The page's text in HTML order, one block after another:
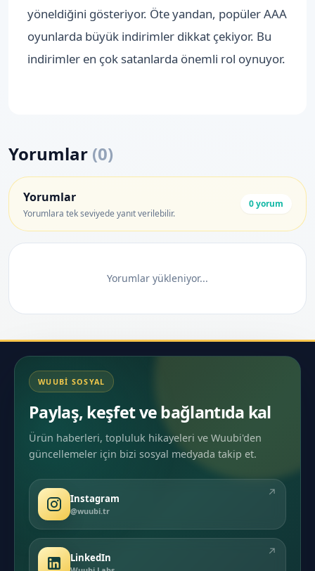
yöneldiğini gösteriyor. Öte yandan, popüler AAA
oyunlarda büyük indirimler dikkat çekiyor. Bu
indirimler en çok satanlarda önemli rol oynuyor.
Yorumlar (0)
Yorumlar
Yorumlara tek seviyede yanıt verilebilir.
0yorum
Yorumlar yükleniyor...
WUUBI SOSYAL
Paylaş, keşfet ve bağlantıda kal
Ürün haberleri, topluluk hikayeleri ve Wuubi'den
güncellemeler için bizi sosyal medyada takip et.
Instagram
@wuubi.tr
↗
LinkedIn ↗